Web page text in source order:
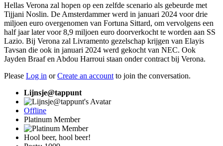
Hellas Verona zal hopen op een zelfde scenario als gebeurde met
Tijjani Noslin. De Amsterdammer werd in januari 2024 voor drie
miljoen euro overgenomen van Fortuna Sittard, om vervolgens een
half jaar later voor 8,9 miljoen euro doorverkocht te worden aan SS
Lazio. Bij Verona zal Livramento gezelschap krijgen van Elayis
Tavsan die ook in januari 2024 werd gekocht van NEC. Ook
Jayden Braaf en Abdou Harroui staan onder contract bij Verona.
Please Log in orCreate an account to join the conversation.
Lijnsje@tappunt
Offline
Platinum Member
Hool beer, hool beer!